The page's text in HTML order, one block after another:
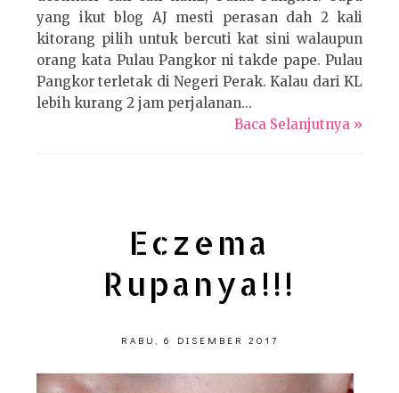
yang ikut blog AJ mesti perasan dah 2 kali
kitorang pilih untuk bercuti kat sini walaupun
orang kata Pulau Pangkor ni takde pape. Pulau
Pangkor terletak di Negeri Perak. Kalau dari KL
lebih kurang 2 jam perjalanan...
Baca Selanjutnya »
Eczema
Rupanya!!!
RABU, 6 DISEMBER 2017